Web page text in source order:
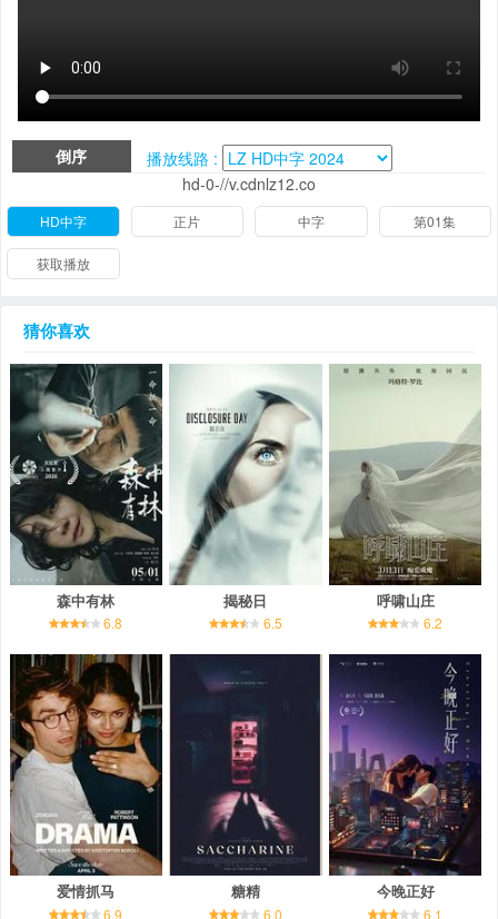
倒序
播放线路 :
hd-0-//v.cdnlz12.co
HD中字 正片 中字 第01集
获取播放
猜你喜欢
森中有林
6.8
揭秘日
6.5
呼啸山庄
6.2
爱情抓马
6.9
糖精
6.0
今晚正好
6.1